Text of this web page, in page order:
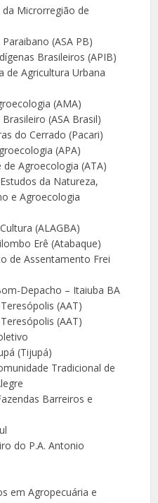
Microrregião de
(ASA PB)
Brasileiros (APIB)
de Agricultura Urbana
(AMA)
(ASA Brasil)
do Cerrado (Pacari)
(APA)
Agroecologia (ATA)
da Natureza,
e Agroecologia
(ALAGBA)
Erê (Atabaque)
de Assentamento Frei
Depacho – Itaiuba BA
(AAT)
(AAT)
(Tijupá)
Tradicional de
Barreiros e
do P.A. Antonio
em Agropecuária e